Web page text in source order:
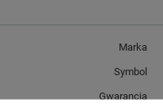
Marka
Symbol
Gwarancja